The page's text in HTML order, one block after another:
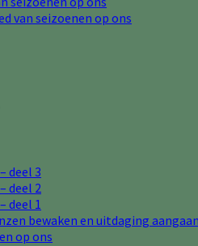
van seizoenen op ons
deel 3
deel 2
deel 1
bewaken en uitdaging
op ons